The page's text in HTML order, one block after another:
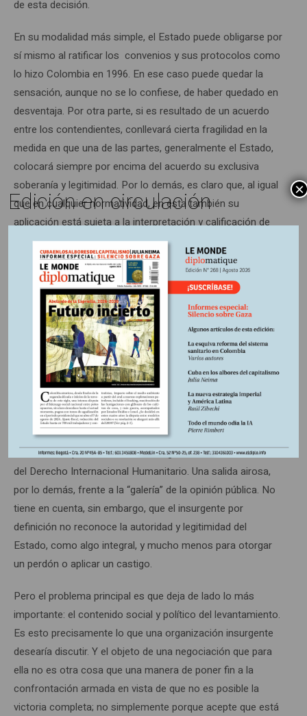
de esta decisión.
En su modalidad más simple, el Estado puede obligarse por
sí mismo al ratificar los convenios y sus protocolos como
lo hizo Colombia en 1996. En ese caso puede quedar la
sensación, aunque no se lo confiese, de haber quedado en
desventaja. Por otra parte, si es resultado de un acuerdo
entre los contendientes, conllevará cierta fragilidad en la
medida en que una de las partes, generalmente el Estado,
colocará siempre por encima del acuerdo su exclusiva
soberanía y legitimidad. Por lo demás, es claro que, al igual
que en cualquier normatividad, en ésta también su
aplicación está sujeta a la interpretación y calificación de
los hechos o conductas. Es por eso que, en la práctica, el
DIH suele convertirse simplemente en un arma para
deslegitimar el adversario.
¿Sirve la paztotalpara una paz en particular?
No se necesita una especial consagración al tema para
sospechar de inmediato que es muy difícil, casi imposible,
que una organización revolucionaria, o por lo menos,
insurgente, acepte como punto de partida de la
interlocución, su culpabilidad. Desde luego, puede replicarse
que se les juzga no por el levantamiento armado en sí
mismo, sino por sus crímenes de guerra o las violaciones
del Derecho Internacional Humanitario. Una salida airosa,
por lo demás, frente a la “galería” de la opinión pública. No
tiene en cuenta, sin embargo, que el insurgente por
definición no reconoce la autoridad y legitimidad del
Estado, como algo integral, y mucho menos para otorgar
un perdón o aplicar un castigo.
Pero el problema principal es que deja de lado lo más
importante: el contenido social y político del levantamiento.
Es esto precisamente lo que una organización insurgente
desearía discutir. Y el objeto de una negociación que para
ella no es otra cosa que una manera de poner fin a la
confrontación armada en vista de que no es posible la
victoria completa; no simplemente porque acepte que está
Edición en circulación ×